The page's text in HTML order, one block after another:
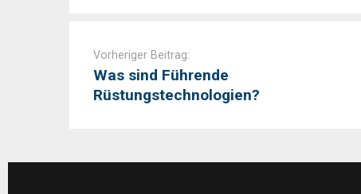
navigation
Vorheriger Beitrag:
Was sind Führende
Rüstungstechnologien?